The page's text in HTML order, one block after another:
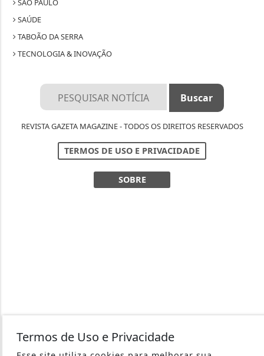
SÃO PAULO
SAÚDE
TABOÃO DA SERRA
TECNOLOGIA & INOVAÇÃO
REVISTA GAZETA MAGAZINE - TODOS OS DIREITOS RESERVADOS
TERMOS DE USO E PRIVACIDADE
SOBRE
Termos de Uso e Privacidade